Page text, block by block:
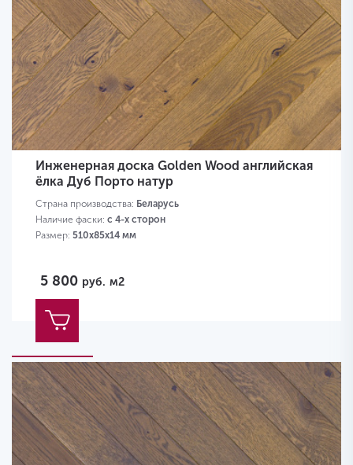
Инженерная доска Golden Wood английская
ёлка Дуб Порто натур
Страна производства: Беларусь
Наличие фаски: с 4-х сторон
Размер: 510х85х14 мм
5 800 руб. м2